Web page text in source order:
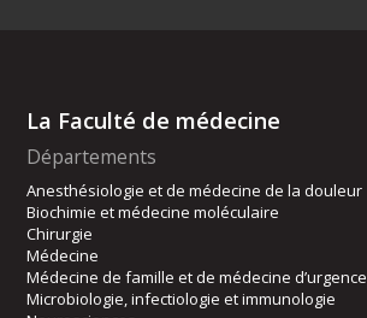
La Faculté de médecine
Départements
Anesthésiologie et de médecine de la douleur
Biochimie et médecine moléculaire
Chirurgie
Médecine
Médecine de famille et de médecine d’urgence
Microbiologie, infectiologie et immunologie